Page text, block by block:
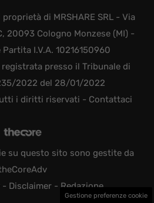
di MRSHARE SRL - Via
20093 Cologno Monzese (MI) -
I.V.A. 10216150960
presso il Tribunale di
2022 del 28/01/2022
i diritti riservati - Contattaci
su questo sito sono gestite da
- Disclaimer- Redazione
Gestione preferenze cookie